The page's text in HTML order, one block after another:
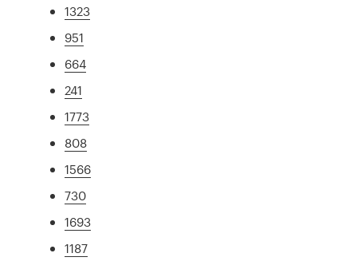
1323
951
664
241
1773
808
1566
730
1693
1187